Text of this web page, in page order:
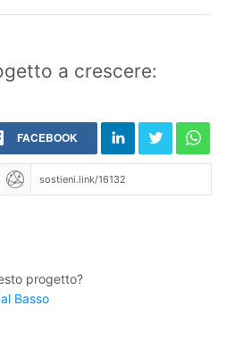
a crescere:
FACEBOOK
progetto?
Basso